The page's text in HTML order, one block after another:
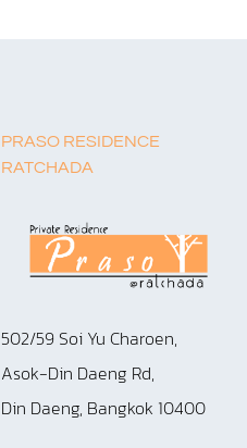
PRASO RESIDENCE
RATCHADA
502/59 Soi Yu Charoen,
Asok-Din Daeng Rd,
Din Daeng, Bangkok 10400